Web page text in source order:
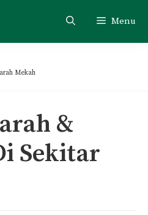
Menu
Mekah
&
Sekitar